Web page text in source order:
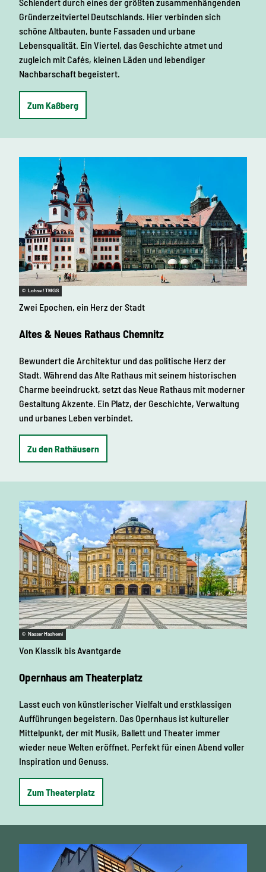
Schlendert durch eines der größten zusammenhängenden
Gründerzeitviertel Deutschlands. Hier verbinden sich
schöne Altbauten, bunte Fassaden und urbane
Lebensqualität. Ein Viertel, das Geschichte atmet und
zugleich mit Cafés, kleinen Läden und lebendiger
Nachbarschaft begeistert.
Zum Kaßberg
© Lohse / TMGS
Zwei Epochen, ein Herz der Stadt
Altes & Neues Rathaus Chemnitz
Bewundert die Architektur und das politische Herz der
Stadt. Während das Alte Rathaus mit seinem historischen
Charme beeindruckt, setzt das Neue Rathaus mit moderner
Gestaltung Akzente. Ein Platz, der Geschichte, Verwaltung
und urbanes Leben verbindet.
Zu den Rathäusern
© Nasser Hashemi
Von Klassik bis Avantgarde
Opernhaus am Theaterplatz
Lasst euch von künstlerischer Vielfalt und erstklassigen
Aufführungen begeistern. Das Opernhaus ist kultureller
Mittelpunkt, der mit Musik, Ballett und Theater immer
wieder neue Welten eröffnet. Perfekt für einen Abend voller
Inspiration und Genuss.
Zum Theaterplatz